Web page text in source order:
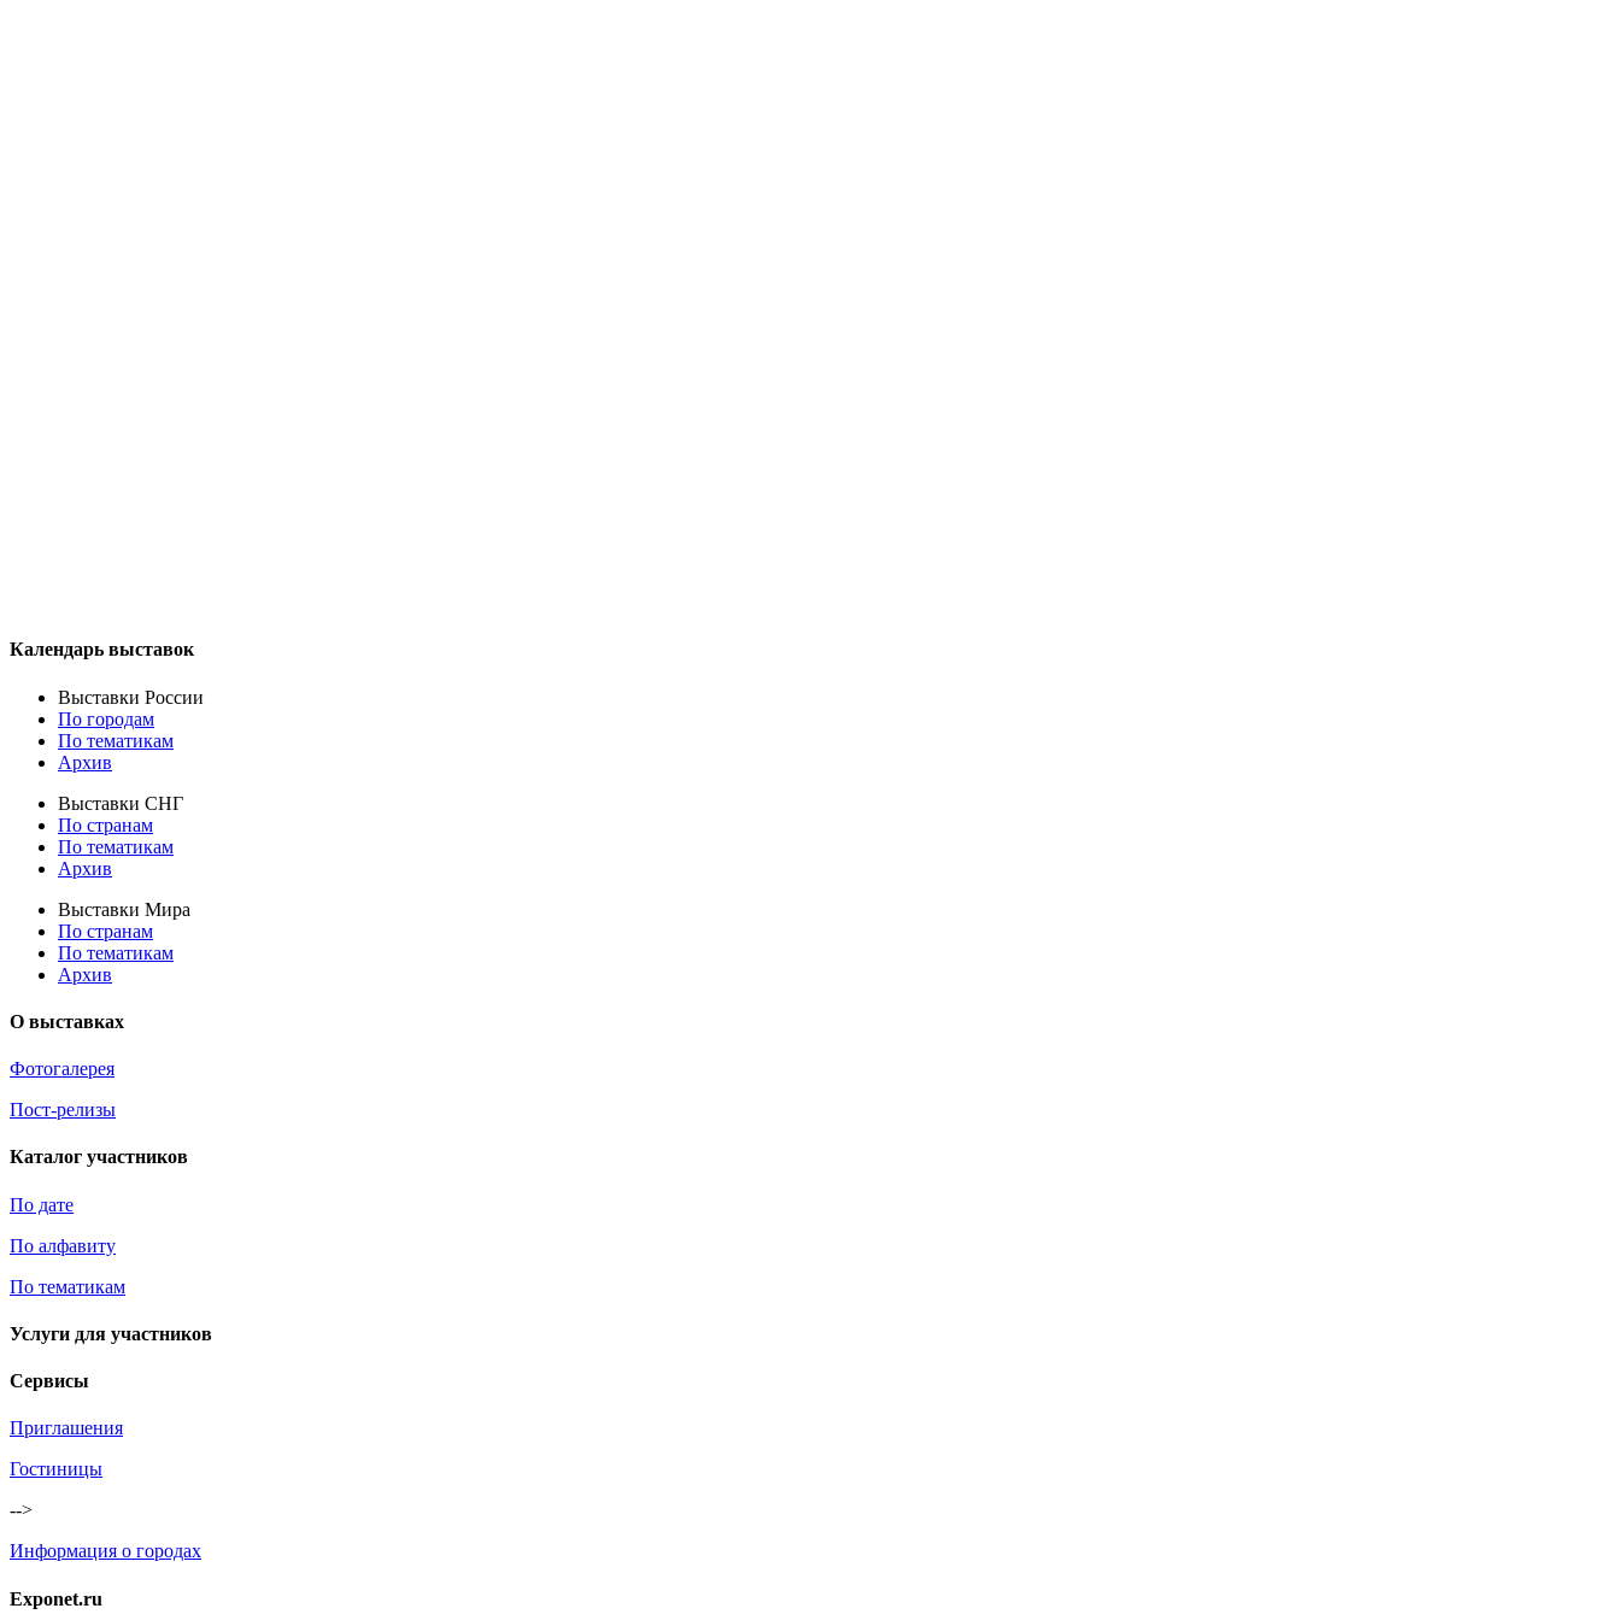
Календарь выставок
Выставки России
По городам
По тематикам
Архив
Выставки СНГ
По странам
По тематикам
Архив
Выставки Мира
По странам
По тематикам
Архив
О выставках
Фотогалерея
Пост-релизы
Каталог участников
По дате
По алфавиту
По тематикам
Услуги для участников
Сервисы
Приглашения
Гостиницы
-->
Информация о городах
Exponet.ru